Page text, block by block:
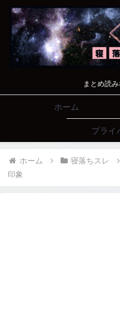
まとめ読
ホーム
プライ
ホーム 寝落ちスレ
印象